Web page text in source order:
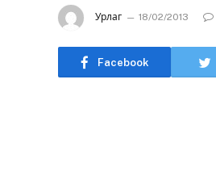
Урлаг 18/02/2013
Facebook